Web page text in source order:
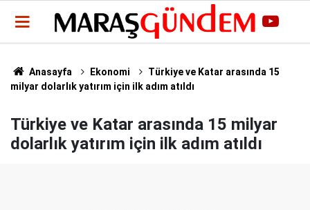
Anasayfa Ekonomi
Türkiye ve Katar arasında 15
milyar dolarlık yatırım için ilk adım atıldı
Türkiye ve Katar arasında 15 milyar
dolarlık yatırım için ilk adım atıldı